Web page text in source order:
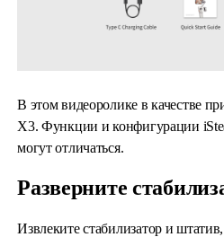
В этом видеоролике в качестве
X3. Функции и конфигурации
могут отличаться.
Разверните
Извлеките стабилизатор и